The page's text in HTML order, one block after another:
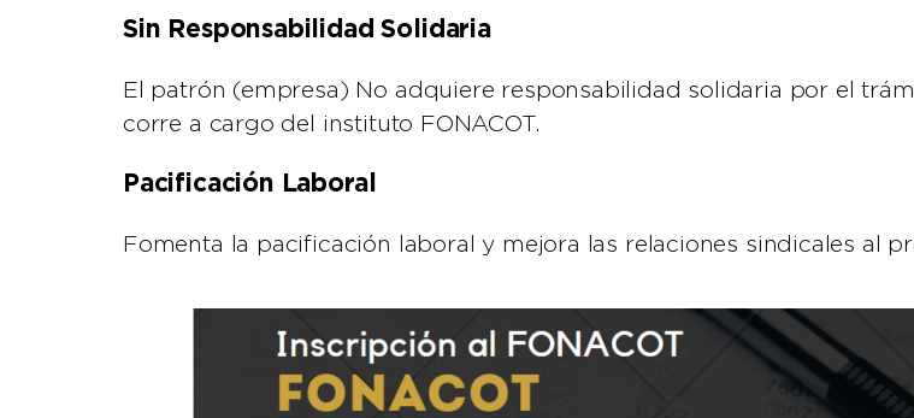
Sin Responsabilidad Solidaria
El patrón (empresa) No adquiere responsabilidad solidaria por el
corre a cargo del instituto FONACOT.
Pacificación Laboral
Fomenta la pacificación laboral y mejora las relaciones sindicales al